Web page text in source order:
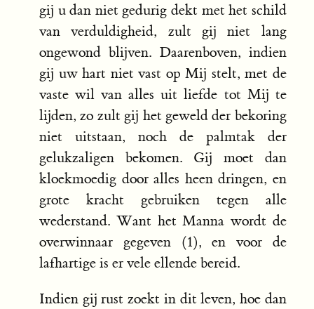
gij u dan niet gedurig dekt met het schild
van verduldigheid, zult gij niet lang
ongewond blijven. Daarenboven, indien
gij uw hart niet vast op Mij stelt, met de
vaste wil van alles uit liefde tot Mij te
lijden, zo zult gij het geweld der bekoring
niet uitstaan, noch de palmtak der
gelukzaligen bekomen. Gij moet dan
kloekmoedig door alles heen dringen, en
grote kracht gebruiken tegen alle
wederstand. Want het Manna wordt de
overwinnaar gegeven (1), en voor de
lafhartige is er vele ellende bereid.
Indien gij rust zoekt in dit leven, hoe dan